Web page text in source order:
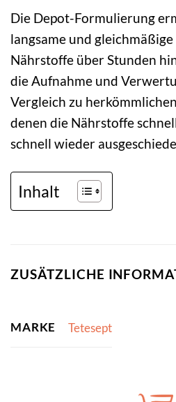
Die Depot-Formulierung
langsame und
Nährstoffe über Stunden
die Aufnahme und
Vergleich zu
denen die Nährstoffe
schnell wieder
Inhalt
ZUSÄTZLICHE
MARKE Tetesept